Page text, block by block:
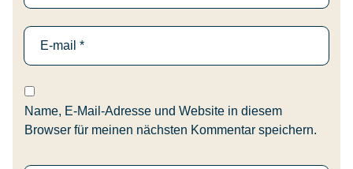
Name, E-Mail-Adresse und Website in diesem
Browser für meinen nächsten Kommentar speichern.